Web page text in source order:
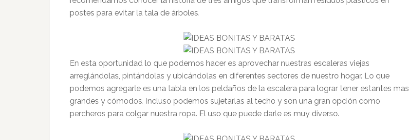
postes para evitar la tala de árboles.
En esta oportunidad lo que podemos hacer es aprovechar nuestras escaleras viejas
arreglándolas, pintándolas y ubicándolas en diferentes sectores de nuestro hogar. Lo que
podemos agregarle es una tabla en los peldaños de la escalera para lograr tener estantes mas
grandes y cómodos. Incluso podemos sujetarlas al techo y son una gran opción como
percheros para colgar nuestra ropa. El uso que puede darle es muy diverso.